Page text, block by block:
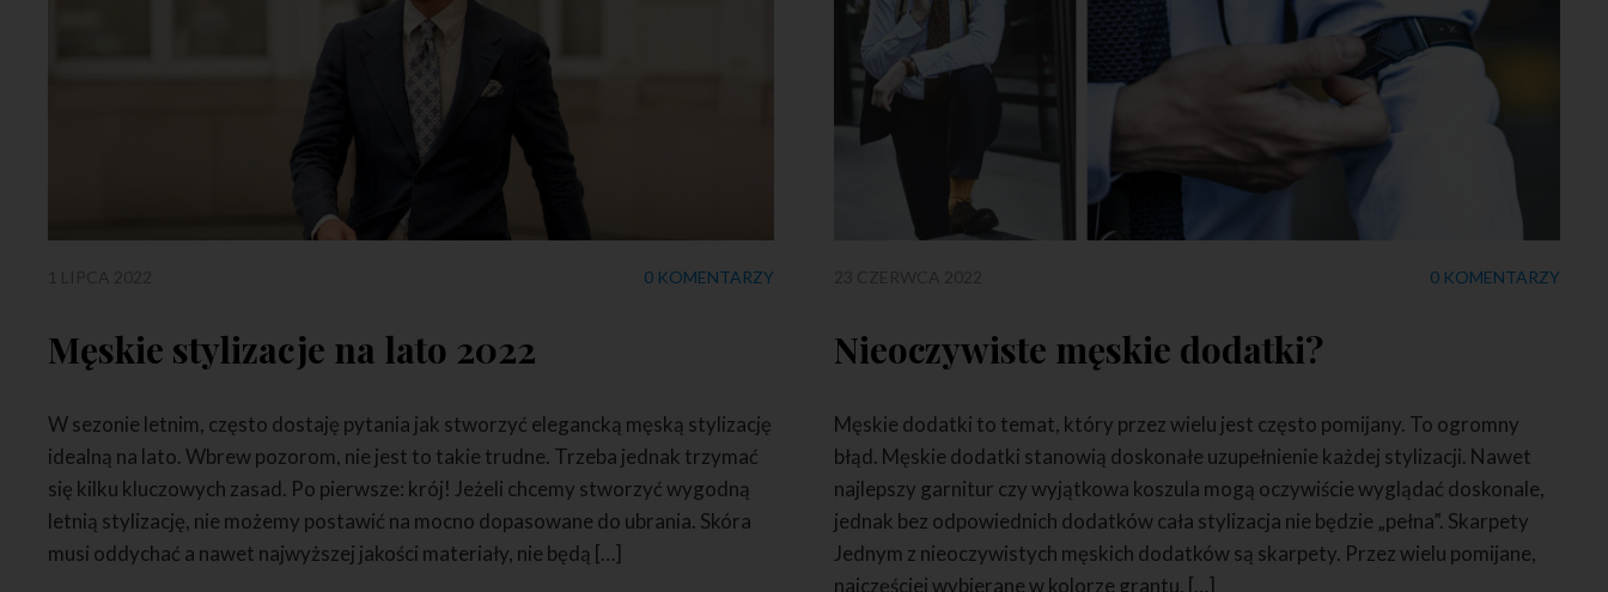
0 KOMENTARZY
Męskie stylizacje na lato 2022
W sezonie letnim, często dostaję pytania jak stworzyć elegancką męską stylizację
idealną na lato. Wbrew pozorom, nie jest to takie trudne. Trzeba jednak trzymać
się kilku kluczowych zasad. Po pierwsze: krój! Jeżeli chcemy stworzyć wygodną
letnią stylizację, nie możemy postawić na mocno dopasowane do ubrania. Skóra
musi oddychać a nawet najwyższej jakości materiały, nie będą […]
0 KOMENTARZY
Nieoczywiste męskie dodatki?
Męskie dodatki to temat, który przez wielu jest często pomijany. To ogromny
błąd. Męskie dodatki stanowią doskonałe uzupełnienie każdej stylizacji. Nawet
najlepszy garnitur czy wyjątkowa koszula mogą oczywiście wyglądać doskonale,
jednak bez odpowiednich dodatków cała stylizacja nie będzie „pełna”. Skarpety
Jednym z nieoczywistych męskich dodatków są skarpety. Przez wielu pomijane,
najczęściej wybierane w kolorze grantu, […]